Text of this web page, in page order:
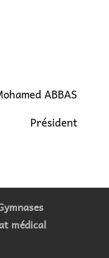
ABBAS
Président
médical